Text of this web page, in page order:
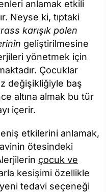
anlamak etkili
Neyse ki, tıptaki
karışık polen
geliştirilmesine
yönetmek için
Çocuklar
değişikliğiyle baş
altına almak bu tür
içerir.
etkilerini anlamak,
ötesindeki
çocuk ve
kesişimi özellikle
tedavi seçeneği